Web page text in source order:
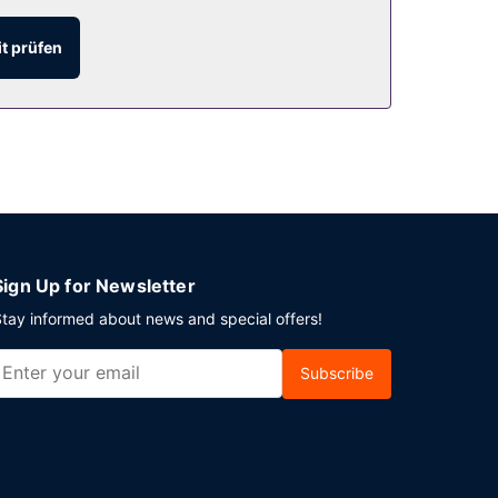
prüfen
Up for Newsletter
informed about news and special offers!
Subscribe